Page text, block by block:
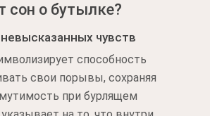
сон о бутылке?
чувств
способность
свои порывы, сохраняя
при бурлящем